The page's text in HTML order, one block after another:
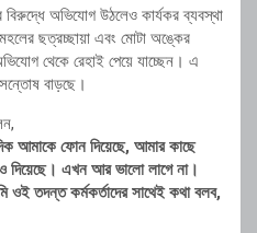
অভিযোগ উঠলেও কার্যকর ব্যবস্থা
মহলের ছত্রচ্ছায়া এবং মোটা অঙ্কের
থেকে রেহাই পেয়ে যাচ্ছেন। এ
বাড়ছে।
আমাকে ফোন দিয়েছে, আমার কাছে
দিয়েছে। এখন আর ভালো লাগে না।
তদন্ত কর্মকর্তাদের সাথেই কথা বলব,